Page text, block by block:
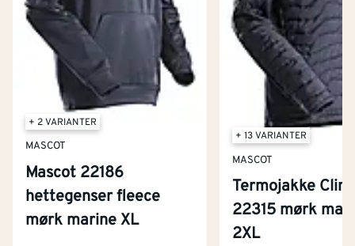
+ 2 VARIANTER
MASCOT
Mascot 22186
hettegenser fleece
mørk marine XL
+ 13 VARIANTER
MASCOT
Termojakke
22315 mørk
2XL